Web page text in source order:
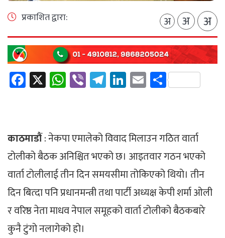
प्रकाशित द्वारा: अ अ अ
Facebook
X WhatsApp
ViberTelegram
LinkedIn
EmailShare
काठमाडौं: नेकपा एमालेको विवाद मिलाउन गठित वार्ता
टोलीको बैठक अनिश्चित भएको छ। आइतवार गठन भएको
वार्ता टोलीलाई तीन दिन समयसीमा तोकिएको थियो। तीन
दिन बित्दा पनि प्रधानमन्त्री तथा पार्टी अध्यक्ष केपी शर्मा ओली
र वरिष्ठ नेता माधव नेपाल समूहको वार्ता टोलीको बैठकबारे
कुनै टुंगो नलागेको हो।